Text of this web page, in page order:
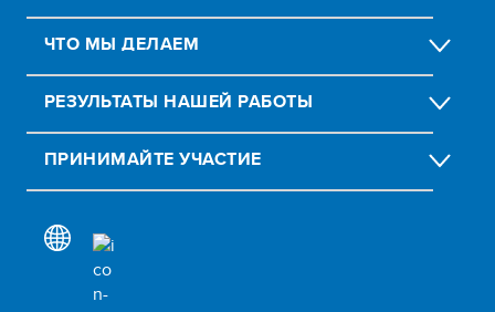
ЧТО МЫ ДЕЛАЕМ
РЕЗУЛЬТАТЫ НАШЕЙ РАБОТЫ
ПРИНИМАЙТЕ УЧАСТИЕ